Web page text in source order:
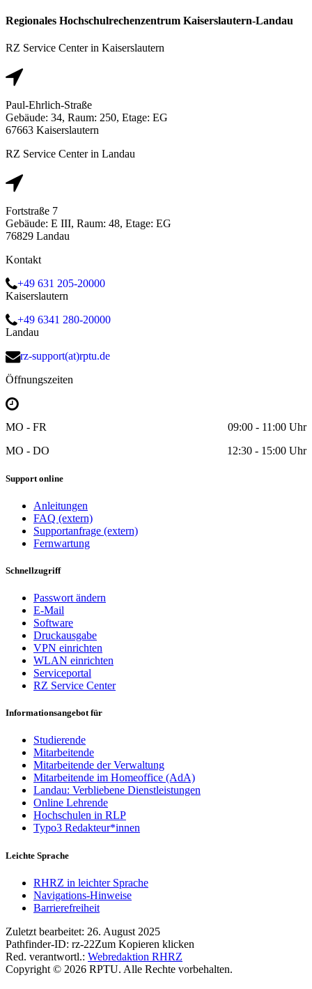
Regionales Hochschulrechenzentrum Kaiserslautern-Landau
RZ Service Center in Kaiserslautern
Paul-Ehrlich-Straße
Gebäude: 34, Raum: 250, Etage: EG
67663 Kaiserslautern
RZ Service Center in Landau
Fortstraße 7
Gebäude: E III, Raum: 48, Etage: EG
76829 Landau
Kontakt
+49 631 205-20000
Kaiserslautern
+49 6341 280-20000
Landau
rz-support(at)rptu.de
Öffnungszeiten
MO - FR
09:00 - 11:00 Uhr
MO - DO
12:30 - 15:00 Uhr
Support online
Anleitungen
FAQ (extern)
Supportanfrage (extern)
Fernwartung
Schnellzugriff
Passwort ändern
E-Mail
Software
Druckausgabe
VPN einrichten
WLAN einrichten
Serviceportal
RZ Service Center
Informationsangebot für
Studierende
Mitarbeitende
Mitarbeitende der Verwaltung
Mitarbeitende im Homeoffice (AdA)
Landau: Verbliebene Dienstleistungen
Online Lehrende
Hochschulen in RLP
Typo3 Redakteur*innen
Leichte Sprache
RHRZ in leichter Sprache
Navigations-Hinweise
Barrierefreiheit
Zuletzt bearbeitet: 26. August 2025
Pathfinder-ID: rz-22Zum Kopieren klicken
Red. verantwortl.: Webredaktion RHRZ
Copyright © 2026 RPTU. Alle Rechte vorbehalten.